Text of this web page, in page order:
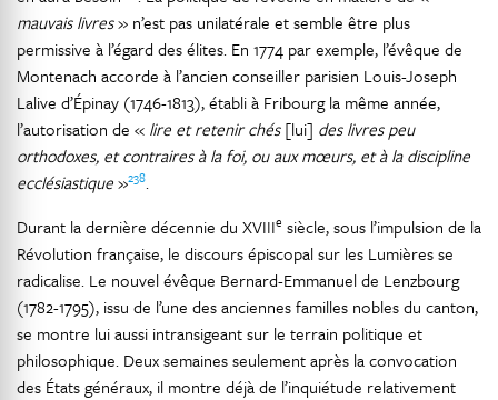
mauvais livres» n’est pas unilatérale et semble être plus
permissive à l’égard des élites. En 1774 par exemple, l’évêque de
Montenach accorde à l’ancien conseiller parisien Louis-Joseph
Lalive d’Épinay (1746-1813), établi à Fribourg la même année,
l’autorisation de « lire et retenir chés[lui] des livres peu
orthodoxes, et contraires à la foi, ou aux mœurs, et à la discipline
ecclésiastique»238.
Durant la dernière décennie du XVIIIe siècle, sous l’impulsion de la
Révolution française, le discours épiscopal sur les Lumières se
radicalise. Le nouvel évêque Bernard-Emmanuel de Lenzbourg
(1782-1795), issu de l’une des anciennes familles nobles du canton,
se montre lui aussi intransigeant sur le terrain politique et
philosophique. Deux semaines seulement après la convocation
des États généraux, il montre déjà de l’inquiétude relativement